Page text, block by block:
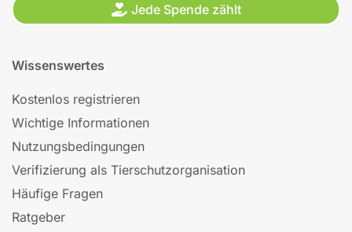
Jede Spende zählt
Wissenswertes
Kostenlos registrieren
Wichtige Informationen
Nutzungsbedingungen
Verifizierung als Tierschutzorganisation
Häufige Fragen
Ratgeber